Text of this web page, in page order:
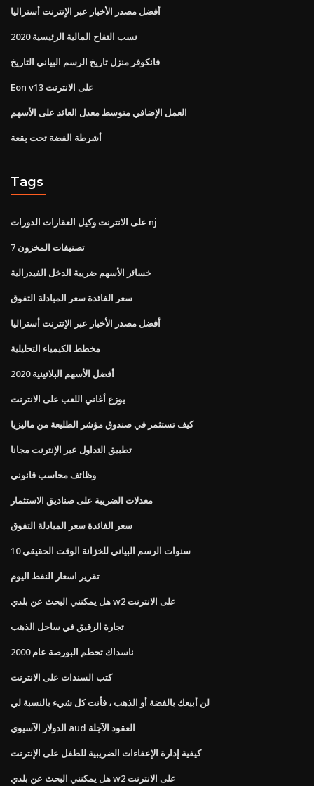
أفضل مصدر الأخبار عبر الإنترنت أستراليا
نسب التفاح المالية الرئيسية 2020
فانكوفر منزل تاريخ الرسم البياني التاريخ
Eon v13 على الانترنت
العمل الإضافي متوسط ​​معدل العائد على الأسهم
أشرطة الفضة تحت بقعة
Tags
على الانترنت وكيل العقارات الدورات nj
7 تصنيفات المخزون
خسائر الأسهم ضريبة الدخل الفيدرالية
سعر الفائدة سعر المبادلة التفوق
أفضل مصدر الأخبار عبر الإنترنت أستراليا
مخطط الكيمياء التحليلية
أفضل الأسهم البلاتينية 2020
يوزع أغاني اللعب على الانترنت
كيف تستثمر في صندوق مؤشر الطليعة من ماليزيا
تطبيق التداول عبر الإنترنت مجانا
وظائف محاسب قانوني
معدلات الضريبة على صناديق الاستثمار
سعر الفائدة سعر المبادلة التفوق
10 سنوات الرسم البياني للخزانة الوقت الحقيقي
تقرير اسعار النفط اليوم
هل يمكنني البحث عن بلدي w2 على الانترنت
تجارة الرقيق في ساحل الذهب
ناسداك تحطم البورصة عام 2000
كتب السندات على الانترنت
لن أبيعك بالفضة أو الذهب ، فأنت كل شيء بالنسبة لي
الدولار الآسيوي aud العقود الآجلة
كيفية إدارة الإعفاءات الضريبية للطفل على الإنترنت
هل يمكنني البحث عن بلدي w2 على الانترنت